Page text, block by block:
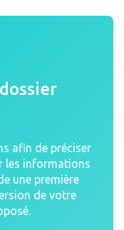
afin de préciser
les informations
une première
de votre